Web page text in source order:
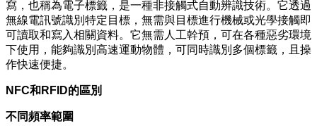
寫，也稱為電子標籤，是一種非接觸式自動辨識技術。它透過
無線電訊號識別特定目標，無需與目標進行機械或光學接觸即
可讀取和寫入相關資料。它無需人工幹預，可在各種惡劣環境
下使用，能夠識別高速運動物體，可同時識別多個標籤，且操
作快速便捷。
NFC和RFID的區別
不同頻率範圍